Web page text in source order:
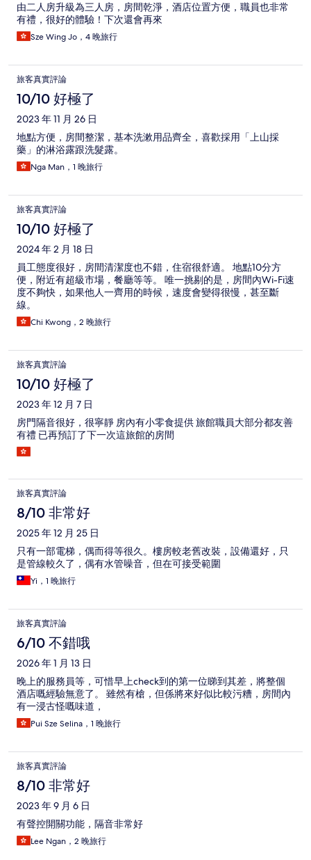
由二人房升級為三人房，房間乾淨，酒店位置方便，職員也非常
有禮，很好的體驗！下次還會再來
Sze Wing Jo，4 晚旅行
旅客真實評論
10/10 好極了
2023 年 11 月 26 日
地點方便，房間整潔，基本洗漱用品齊全，喜歡採用「上山採
藥」的淋浴露跟洗髮露。
Nga Man，1 晚旅行
旅客真實評論
10/10 好極了
2024 年 2 月 18 日
員工態度很好，房間清潔度也不錯，住宿很舒適。 地點10分方
便，附近有超級市場，餐廳等等。 唯一挑剔的是，房間內Wi-Fi速
度不夠快，如果他人一齊用的時候，速度會變得很慢，甚至斷
線。
Chi Kwong，2 晚旅行
旅客真實評論
10/10 好極了
2023 年 12 月 7 日
房門隔音很好，很寧靜 房內有小零食提供 旅館職員大部分都友善
有禮 已再預訂了下一次這旅館的房間
旅客真實評論
8/10 非常好
2025 年 12 月 25 日
只有一部電梯，偶而得等很久。樓房較老舊改裝，設備還好，只
是管線較久了，偶有水管噪音，但在可接受範圍
Yi，1 晚旅行
旅客真實評論
6/10 不錯哦
2026 年 1 月 13 日
晚上的服務員等，可惜早上check到的第一位睇到其差，將整個
酒店嘅經驗無意了。 雖然有槍，但係將來好似比較污糟，房間內
有一浸古怪嘅味道，
Pui Sze Selina，1 晚旅行
旅客真實評論
8/10 非常好
2023 年 9 月 6 日
有聲控開關功能，隔音非常好
Lee Ngan，2 晚旅行